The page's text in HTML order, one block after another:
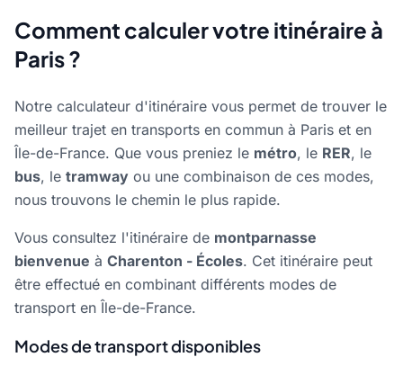
Comment calculer votre itinéraire à
Paris ?
Notre calculateur d'itinéraire vous permet de trouver le
meilleur trajet en transports en commun à Paris et en
Île-de-France. Que vous preniez le métro, le RER, le
bus, le tramway ou une combinaison de ces modes,
nous trouvons le chemin le plus rapide.
Vous consultez l'itinéraire de montparnasse
bienvenue à Charenton - Écoles. Cet itinéraire peut
être effectué en combinant différents modes de
transport en Île-de-France.
Modes de transport disponibles